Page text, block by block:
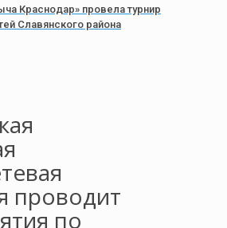
Краснодар» провела турнир
Славянского района
проводит
по